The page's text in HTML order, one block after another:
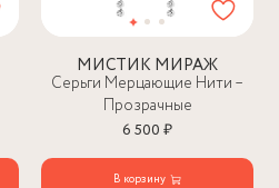
МИСТИК МИРАЖ
Серьги Мерцающие Нити –
Прозрачные
6 500 ₽
В корзину